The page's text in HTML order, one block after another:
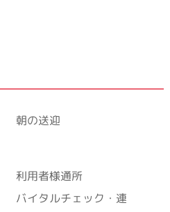
朝の送迎
利用者様通所
バイタルチェック・連